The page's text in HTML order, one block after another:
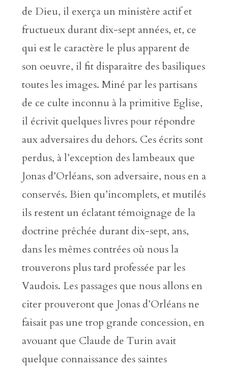
de Dieu, il exerça un ministère actif et
fructueux durant dix-sept années, et, ce
qui est le caractère le plus apparent de
son oeuvre, il fit disparaître des basiliques
toutes les images. Miné par les partisans
de ce culte inconnu à la primitive Eglise,
il écrivit quelques livres pour répondre
aux adversaires du dehors. Ces écrits sont
perdus, à l’exception des lambeaux que
Jonas d’Orléans, son adversaire, nous en a
conservés. Bien qu’incomplets, et mutilés
ils restent un éclatant témoignage de la
doctrine prêchée durant dix-sept, ans,
dans les mêmes contrées où nous la
trouverons plus tard professée par les
Vaudois. Les passages que nous allons en
citer prouveront que Jonas d’Orléans ne
faisait pas une trop grande concession, en
avouant que Claude de Turin avait
quelque connaissance des saintes